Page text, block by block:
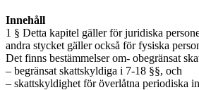
Innehåll
1 § Detta kapitel gäller för juridiska
andra stycket gäller också för fysiska
Det finns bestämmelser om- obegränsat
– begränsat skattskyldiga i 7-18 §§, och
– skattskyldighet för överlåtna periodiska